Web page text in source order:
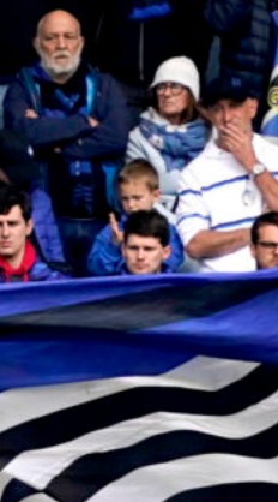
6 Agosto 2026
Sulemana nel
l’operazione è
granata
6 Agosto 2026
Atalanta, de
può contare su
04
6 Agosto 2026